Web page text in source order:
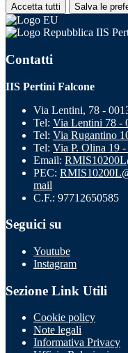
Accetta tutti Salva le
IIS
Contatti
IIS Pertini Falcone
Via Lentini, 78 -
Tel: Via Lentini 78 -
Tel: Via Rugantino
Tel: Via P. Olina 19
Email:
PEC:
mail
C.F.: 97712650585
Seguici su
Youtube
Instagram
Sezione Link Utili
Cookie policy
Note legali
Informativa Privacy